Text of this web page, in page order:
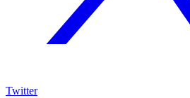
Twitter